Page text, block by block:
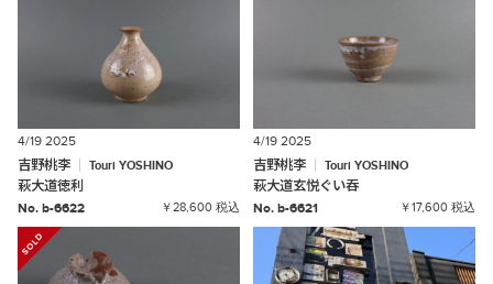
4/19 2025
吉野桃李
Touri YOSHINO
萩大道徳利
No. b-6622
￥28,600 税込
4/19 2025
吉野桃李
Touri YOSHINO
萩大道玄悦ぐい吞
No. b-6621
￥17,600 税込